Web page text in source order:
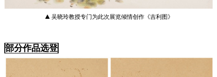
▲ 吴晓玲教授专门为此次展览倾情创作《吉利图》
部分作品选登